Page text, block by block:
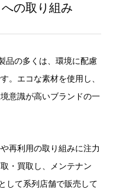
の取り組み
品の多くは、環境に配慮
。エコな素材を使用し、
意識が高いブランドの一
再利用の取り組みに注力
・買取し、メンテナン
して系列店舗で販売して